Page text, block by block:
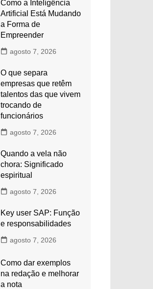
Como a Inteligência
Artificial Está Mudando
a Forma de
Empreender
agosto 7, 2026
O que separa
empresas que retêm
talentos das que vivem
trocando de
funcionários
agosto 7, 2026
Quando a vela não
chora: Significado
espiritual
agosto 7, 2026
Key user SAP: Função
e responsabilidades
agosto 7, 2026
Como dar exemplos
na redação e melhorar
a nota